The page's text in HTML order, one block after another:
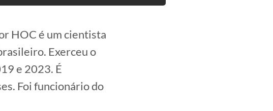
HOC é um cientista
Exerceu o
e 2023. É
Foi funcionário do